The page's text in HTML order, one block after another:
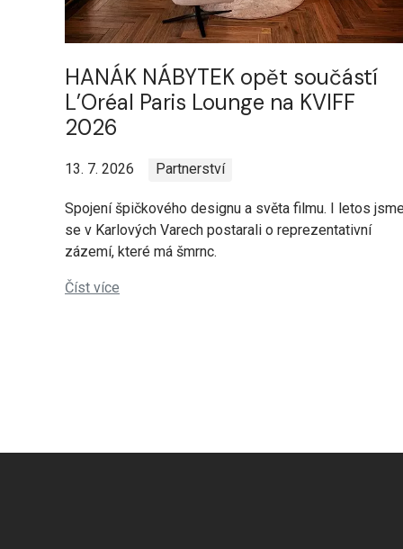
HANÁK NÁBYTEK opět součástí
L’Oréal Paris Lounge na KVIFF
2026
13. 7. 2026 Partnerství
Spojení špičkového designu a světa filmu. I letos
se v Karlových Varech postarali o reprezentativní
zázemí, které má šmrnc.
Číst více